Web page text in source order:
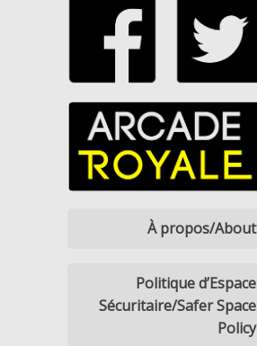
À propos/About
Politique d’Espace
Sécuritaire/Safer Space
Policy